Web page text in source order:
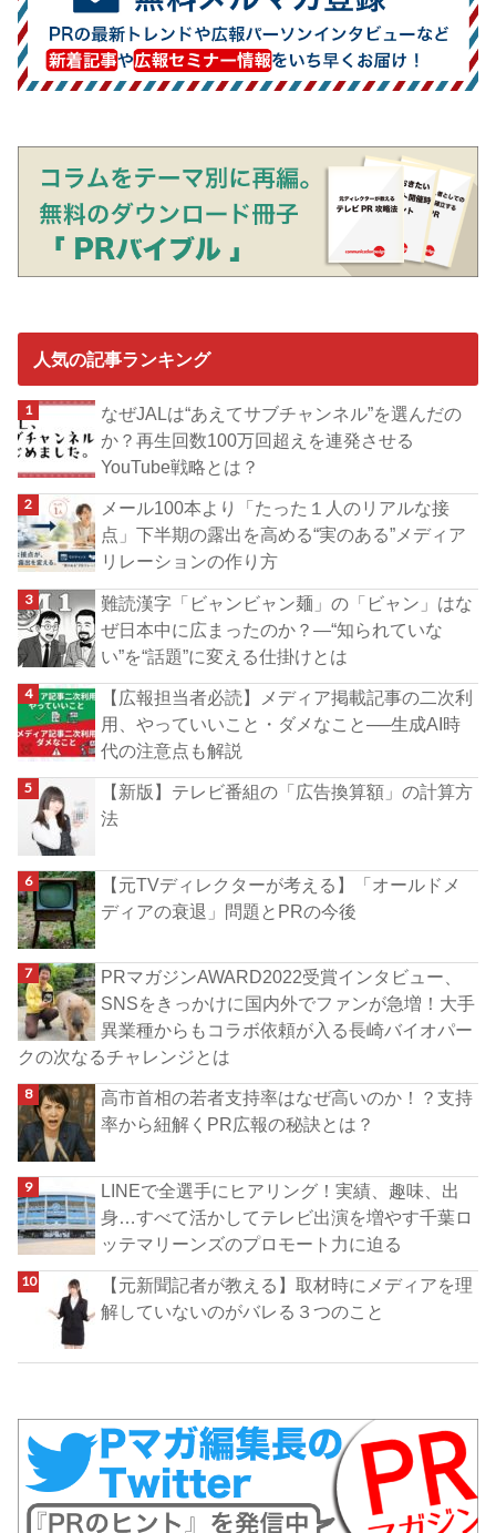
人気の記事ランキング
なぜJALは“あえてサブチャンネル”を選んだの
か？再生回数100万回超えを連発させる
YouTube戦略とは？
メール100本より「たった１人のリアルな接
点」下半期の露出を高める“実のある”メディア
リレーションの作り方
難読漢字「ビャンビャン麺」の「ビャン」はな
ぜ日本中に広まったのか？―“知られていな
い”を“話題”に変える仕掛けとは
【広報担当者必読】メディア掲載記事の二次利
用、やっていいこと・ダメなこと──生成AI時
代の注意点も解説
【新版】テレビ番組の「広告換算額」の計算方
法
【元TVディレクターが考える】「オールドメ
ディアの衰退」問題とPRの今後
PRマガジンAWARD2022受賞インタビュー、
SNSをきっかけに国内外でファンが急増！大手
異業種からもコラボ依頼が入る長崎バイオパー
クの次なるチャレンジとは
高市首相の若者支持率はなぜ高いのか！？支持
率から紐解くPR広報の秘訣とは？
LINEで全選手にヒアリング！実績、趣味、出
身…すべて活かしてテレビ出演を増やす千葉ロ
ッテマリーンズのプロモート力に迫る
【元新聞記者が教える】取材時にメディアを理
解していないのがバレる３つのこと